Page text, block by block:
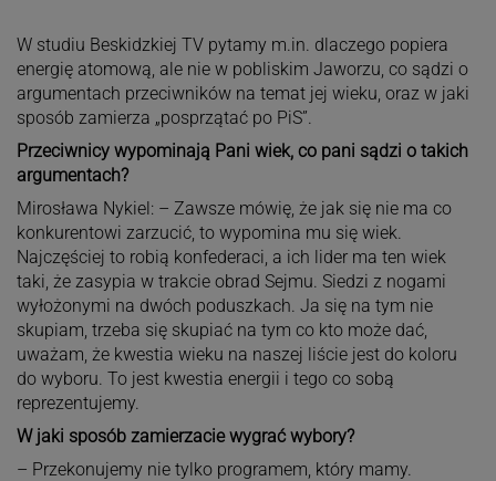
W studiu Beskidzkiej TV pytamy m.in. dlaczego popiera
energię atomową, ale nie w pobliskim Jaworzu, co sądzi o
argumentach przeciwników na temat jej wieku, oraz w jaki
sposób zamierza „posprzątać po PiS”.
Przeciwnicy wypominają Pani wiek, co pani sądzi o takich
argumentach?
Mirosława Nykiel: – Zawsze mówię, że jak się nie ma co
konkurentowi zarzucić, to wypomina mu się wiek.
Najczęściej to robią konfederaci, a ich lider ma ten wiek
taki, że zasypia w trakcie obrad Sejmu. Siedzi z nogami
wyłożonymi na dwóch poduszkach. Ja się na tym nie
skupiam, trzeba się skupiać na tym co kto może dać,
uważam, że kwestia wieku na naszej liście jest do koloru
do wyboru. To jest kwestia energii i tego co sobą
reprezentujemy.
W jaki sposób zamierzacie wygrać wybory?
– Przekonujemy nie tylko programem, który mamy.